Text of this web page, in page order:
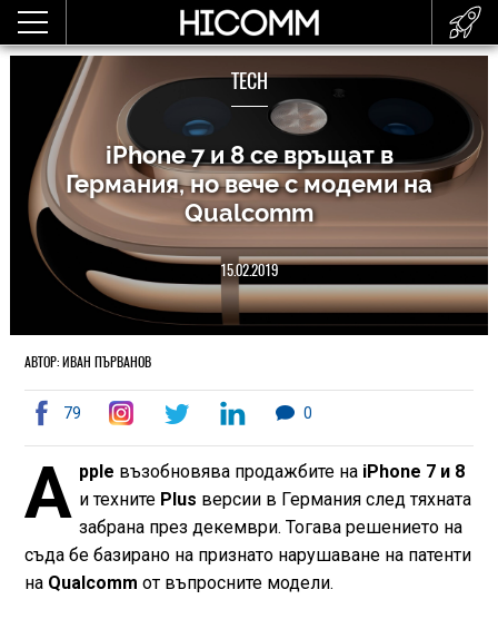
TECH
iPhone 7 и 8 се връщат в
Германия, но вече с модеми на
Qualcomm
15.02.2019
АВТОР: ИВАН ПЪРВАНОВ
79 0
A pple възобновява продажбите на iPhone 7 и 8
и техните Plus версии в Германия след тяхната
забрана през декември. Тогава решението на
съда бе базирано на признато нарушаване на патенти
на Qualcomm от въпросните модели.